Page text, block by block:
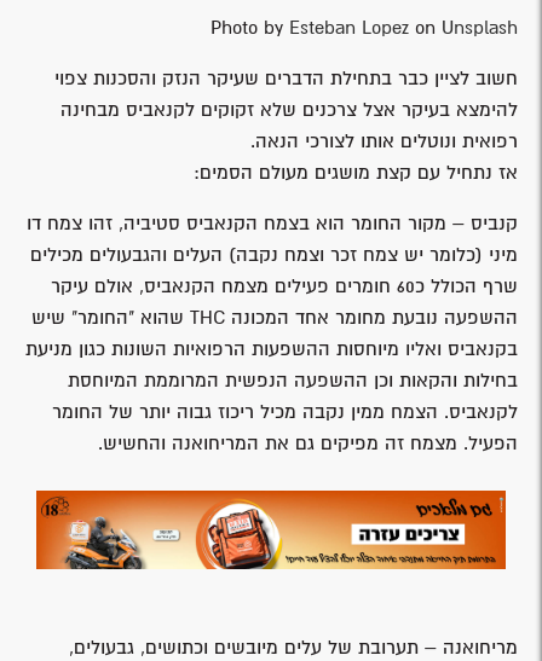
Photo by Esteban Lopez on Unsplash
חשוב לציין כבר בתחילת הדברים שעיקר הנזק והסכנות צפוי
להימצא בעיקר אצל צרכנים שלא זקוקים לקנאביס מבחינה
רפואית ונוטלים אותו לצורכי הנאה.
אז נתחיל עם קצת מושגים מעולם הסמים:
קנביס – מקור החומר הוא בצמח הקנאביס סטיביה, זהו צמח דו
מיני (כלומר יש צמח זכר וצמח נקבה) העלים והגבעולים מכילים
שרף הכולל כ60 חומרים פעילים מצמח הקנאביס, אולם עיקר
ההשפעה נובעת מחומר אחד המכונה THC שהוא "החומר" שיש
בקנאביס ואליו מיוחסות ההשפעות הרפואיות השונות כגון מניעת
בחילות והקאות וכן ההשפעה הנפשית המרוממת המיוחסת
לקנאביס. הצמח ממין נקבה מכיל ריכוז גבוה יותר של החומר
הפעיל. מצמח זה מפיקים גם את המריחואנה והחשיש.
מריחואנה – תערובת של עלים מיובשים וכתושים, גבעולים,